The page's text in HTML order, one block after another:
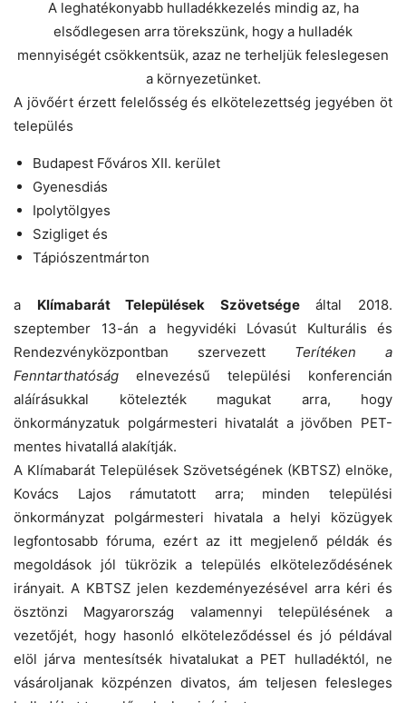
A leghatékonyabb hulladékkezelés mindig az, ha
elsődlegesen arra törekszünk, hogy a hulladék
mennyiségét csökkentsük, azaz ne terheljük feleslegesen
a környezetünket.
A jövőért érzett felelősség és elkötelezettség jegyében öt
település
Budapest Főváros XII. kerület
Gyenesdiás
Ipolytölgyes
Szigliget és
Tápiószentmárton
a Klímabarát Települések Szövetségeáltal 2018.
szeptember 13-án a hegyvidéki Lóvasút Kulturális és
Rendezvényközpontban szervezett Terítéken a
Fenntarthatóság elnevezésű
települési konferencián
aláírásukkal kötelezték magukat arra, hogy
önkormányzatuk polgármesteri hivatalát a jövőben PET-
mentes hivatallá alakítják.
A Klímabarát Települések Szövetségének (KBTSZ) elnöke,
Kovács Lajos rámutatott arra; minden települési
önkormányzat polgármesteri hivatala a helyi közügyek
legfontosabb fóruma, ezért az itt megjelenő példák és
megoldások jól tükrözik a település elköteleződésének
irányait. A KBTSZ jelen kezdeményezésével arra kéri és
ösztönzi Magyarország valamennyi településének a
vezetőjét, hogy hasonló elköteleződéssel és jó példával
elöl járva mentesítsék hivatalukat a PET hulladéktól, ne
vásároljanak közpénzen divatos, ám teljesen felesleges